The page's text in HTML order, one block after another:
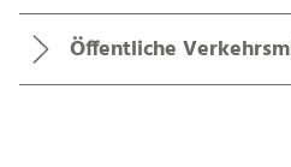
Öffentliche